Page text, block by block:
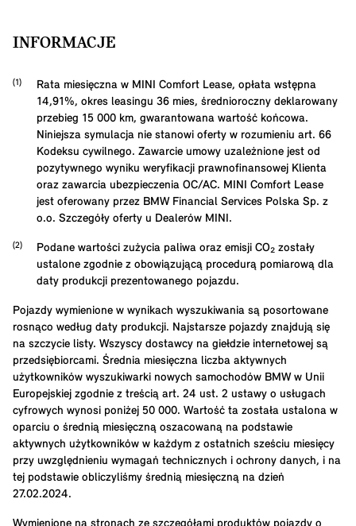
INFORMACJE
Rata miesięczna w MINI Comfort Lease, opłata wstępna
14,91 %, okres leasingu 36 mies, średnioroczny deklarowany
przebieg 15 000 km, gwarantowana wartość końcowa.
Niniejsza symulacja nie stanowi oferty w rozumieniu art. 66
Kodeksu cywilnego. Zawarcie umowy uzależnione jest od
pozytywnego wyniku weryfikacji prawnofinansowej Klienta
oraz zawarcia ubezpieczenia OC/AC. MINI Comfort Lease
jest oferowany przez BMW Financial Services Polska Sp. z
o.o. Szczegóły oferty u Dealerów MINI.
Podane wartości zużycia paliwa oraz emisji CO₂ zostały
ustalone zgodnie z obowiązującą procedurą pomiarową dla
daty produkcji prezentowanego pojazdu.
Pojazdy wymienione w wynikach wyszukiwania są posortowane
rosnąco według daty produkcji. Najstarsze pojazdy znajdują się
na szczycie listy. Wszyscy dostawcy na giełdzie internetowej są
przedsiębiorcami. Średnia miesięczna liczba aktywnych
użytkowników wyszukiwarki nowych samochodów BMW w Unii
Europejskiej zgodnie z treścią art. 24 ust. 2 ustawy o usługach
cyfrowych wynosi poniżej 50 000. Wartość ta została ustalona w
oparciu o średnią miesięczną oszacowaną na podstawie
aktywnych użytkowników w każdym z ostatnich sześciu miesięcy
przy uwzględnieniu wymagań technicznych i ochrony danych, i na
tej podstawie obliczyliśmy średnią miesięczną na dzień
27.02.2024.